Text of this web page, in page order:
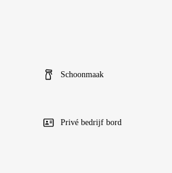
Schoonmaak
Privé bedrijf bord